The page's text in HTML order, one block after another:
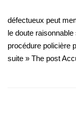
défectueux peut
le doute
procédure policière
suite » The post